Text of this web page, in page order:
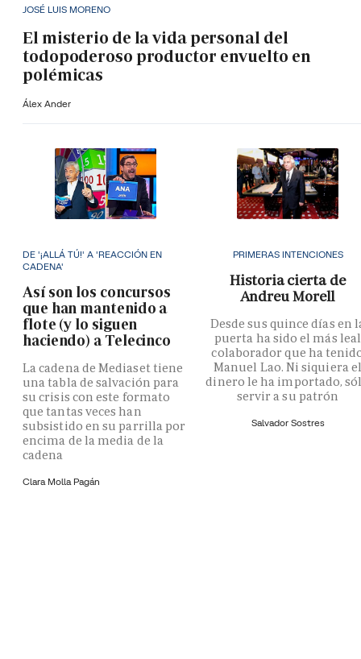
JOSÉ LUIS MORENO
El misterio de la vida personal del
todopoderoso productor envuelto en
polémicas
Álex Ander
DE '¡ALLÁ TÚ!' A 'REACCIÓN EN
CADENA'
Así son los concursos
que han mantenido a
flote (y lo siguen
haciendo) a Telecinco
La cadena de Mediaset tiene
una tabla de salvación para
su crisis con este formato
que tantas veces han
subsistido en su parrilla por
encima de la media de la
cadena
Clara Molla Pagán
PRIMERAS INTENCIONES
Historia cierta de
Andreu Morell
Desde sus quince días en
puerta ha sido el más leal
colaborador que ha
Manuel Lao. Ni siquiera
dinero le ha importado,
servir a su patrón
Salvador Sostres